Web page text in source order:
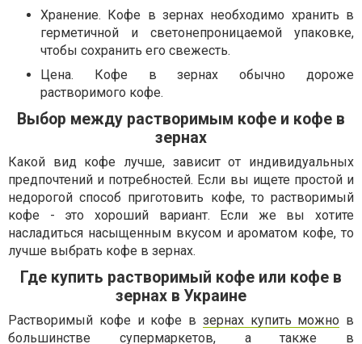
Хранение. Кофе в зернах необходимо хранить в
герметичной и светонепроницаемой упаковке,
чтобы сохранить его свежесть.
Цена. Кофе в зернах обычно дороже
растворимого кофе.
Выбор между растворимым кофе и кофе в
зернах
Какой вид кофе лучше, зависит от индивидуальных
предпочтений и потребностей. Если вы ищете простой и
недорогой способ приготовить кофе, то растворимый
кофе - это хороший вариант. Если же вы хотите
насладиться насыщенным вкусом и ароматом кофе, то
лучше выбрать кофе в зернах.
Где купить растворимый кофе или кофе в
зернах в Украине
Растворимый кофе и кофе в зернах купить можно в
большинстве супермаркетов, а также в